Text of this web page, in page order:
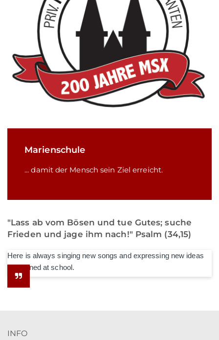
Marienschule
... damit der Mensch sein Ziel erreicht.
"Lass ab vom Bösen und tue Gutes; suche
Frieden und jage ihm nach!" Psalm (34,15)
Here is always singing new songs and expressing new ideas
he learned at school.
INFO